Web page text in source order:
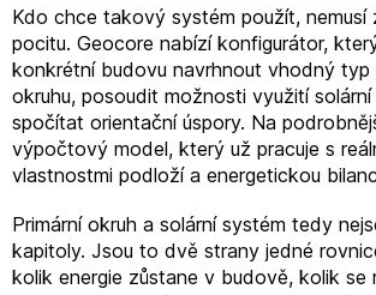
Kdo chce takový systém použít, nemusí
pocitu. Geocore nabízí konfigurátor,
konkrétní budovu navrhnout vhodný typ
okruhu, posoudit možnosti využití solární
spočítat orientační úspory. Na
výpočtový model, který už pracuje s
vlastnostmi podloží a energetickou
Primární okruh a solární systém tedy
kapitoly. Jsou to dvě strany jedné
kolik energie zůstane v budově, kolik se